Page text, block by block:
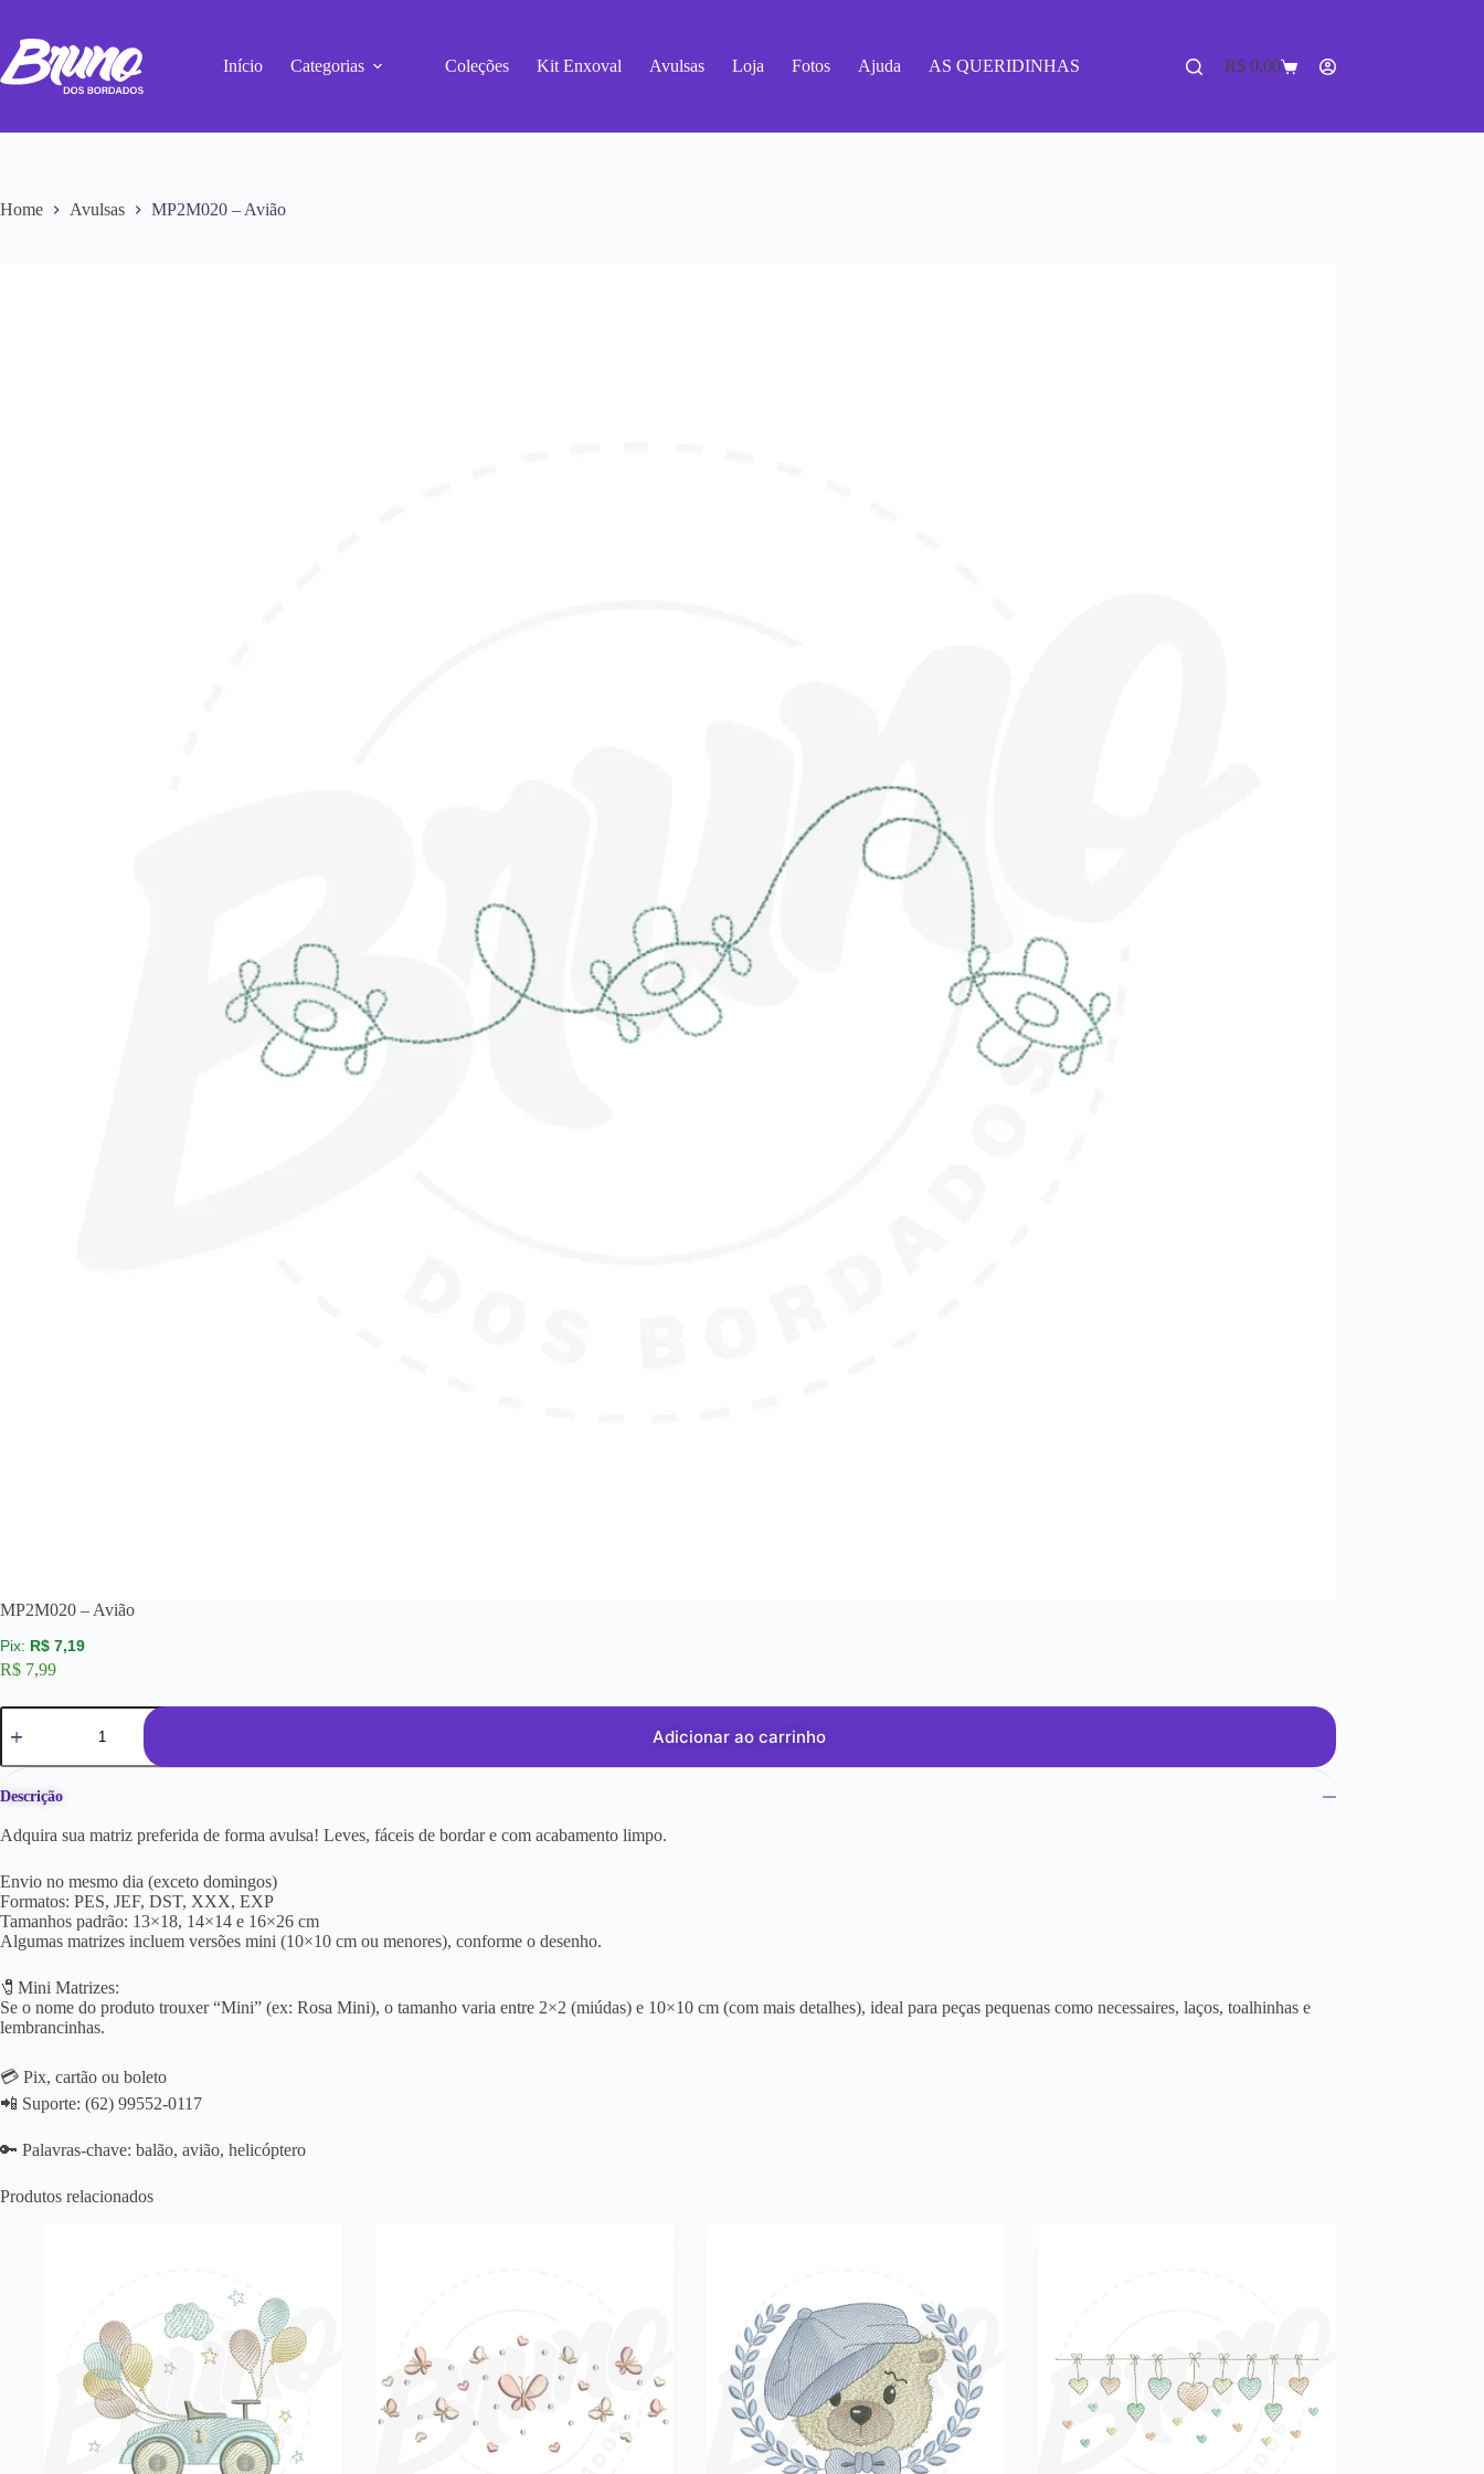
Início Categorias Coleções Kit Enxoval Avulsas Loja Fotos Ajuda AS QUERIDINHAS R$0,00
Home Avulsas MP2M020 – Avião
MP2M020 – Avião
R$ 7,19
R$ 7,99
Adicionar ao carrinho
Descrição
Adquira sua matriz preferida de forma avulsa! Leves, fáceis de bordar e com acabamento limpo.
Envio no mesmo dia (exceto domingos)
Formatos: PES, JEF, DST, XXX, EXP
Tamanhos padrão: 13×18, 14×14 e 16×26 cm
Algumas matrizes incluem versões mini (10×10 cm ou menores), conforme o desenho.
🧷Mini Matrizes:
Se o nome do produto trouxer “Mini” (ex: Rosa Mini), o tamanho varia entre 2×2 (miúdas) e 10×10 cm (com mais detalhes), ideal para peças pequenas como necessaires, laços, toalhinhas e
lembrancinhas.
💳 Pix, cartão ou boleto
📲 Suporte: (62) 99552-0117
🔑 Palavras-chave: balão, avião, helicóptero
Produtos relacionados